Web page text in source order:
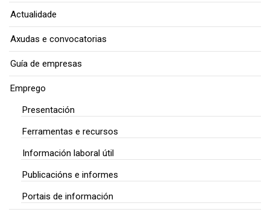
Actualidade
Axudas e convocatorias
Guía de empresas
Emprego
Presentación
Ferramentas e recursos
Información laboral útil
Publicacións e informes
Portais de información